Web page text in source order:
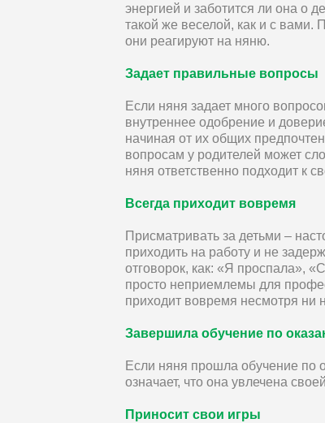
энергией и заботится ли она о
такой же веселой, как и с вами.
они реагируют на няню.
Задает правильные вопросы
Если няня задает много
внутреннее одобрение и
начиная от их общих
вопросам у родителей может
няня ответственно подходит к
Всегда приходит вовремя
Присматривать за детьми –
приходить на работу и не
отговорок, как: «Я проспала»,
просто неприемлемы для
приходит вовремя несмотря ни
Завершила обучение по
Если няня прошла обучение по
означает, что она увлечена
Приносит свои игры